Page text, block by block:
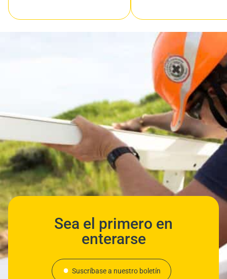
Sea el primero en
enterarse
Suscríbase a nuestro boletín